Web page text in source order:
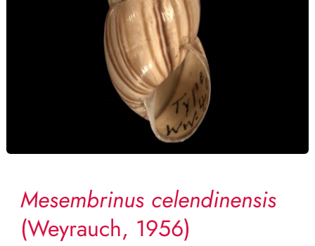
Mesembrinus celendinensis
(Weyrauch, 1956)